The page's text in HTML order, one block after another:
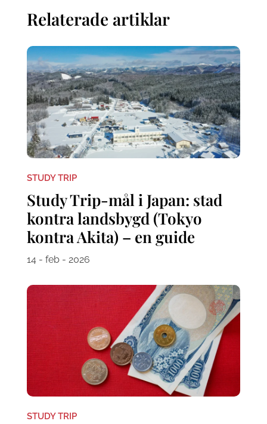
Relaterade artiklar
STUDY TRIP
Study Trip-mål i Japan: stad
kontra landsbygd (Tokyo
kontra Akita) – en guide
14 - feb - 2026
STUDY TRIP